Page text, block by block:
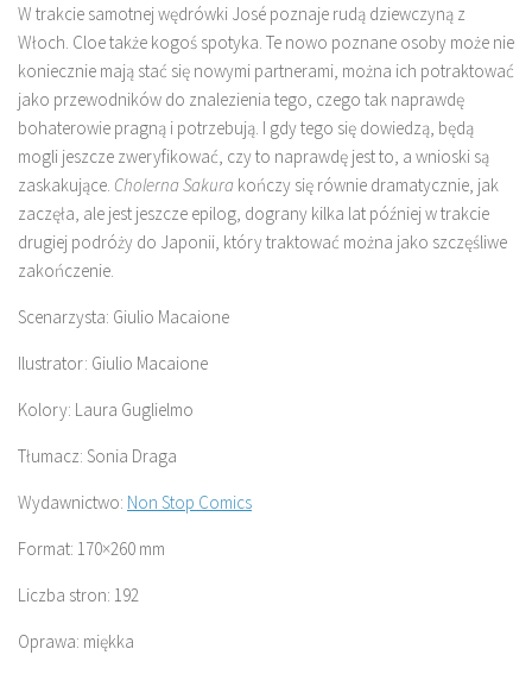
W trakcie samotnej wędrówki José poznaje rudą dziewczyną z
Włoch. Cloe także kogoś spotyka. Te nowo poznane osoby może nie
koniecznie mają stać się nowymi partnerami, można ich potraktować
jako przewodników do znalezienia tego, czego tak naprawdę
bohaterowie pragną i potrzebują. I gdy tego się dowiedzą, będą
mogli jeszcze zweryfikować, czy to naprawdę jest to, a wnioski są
zaskakujące. Cholerna Sakura kończy się równie dramatycznie, jak
zaczęła, ale jest jeszcze epilog, dograny kilka lat później w trakcie
drugiej podróży do Japonii, który traktować można jako szczęśliwe
zakończenie.
Scenarzysta: Giulio Macaione
Ilustrator: Giulio Macaione
Kolory: Laura Guglielmo
Tłumacz: Sonia Draga
Wydawnictwo: Non Stop Comics
Format: 170×260 mm
Liczba stron: 192
Oprawa: miękka